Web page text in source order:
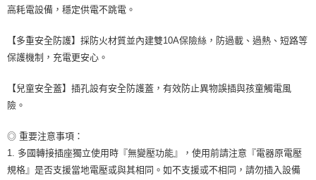
高耗電設備，穩定供電不跳電。
【多重安全防護】採防火材質並內建雙10A保險絲，防過載、過熱、短路等
保護機制，充電更安心。
【兒童安全蓋】插孔設有安全防護蓋，有效防止異物誤插與孩童觸電風
險。
◎ 重要注意事項：
1. 多國轉接插座獨立使用時『無變壓功能』，使用前請注意『電器原電壓
規格』是否支援當地電壓或與其相同。如不支援或不相同，請勿插入設備